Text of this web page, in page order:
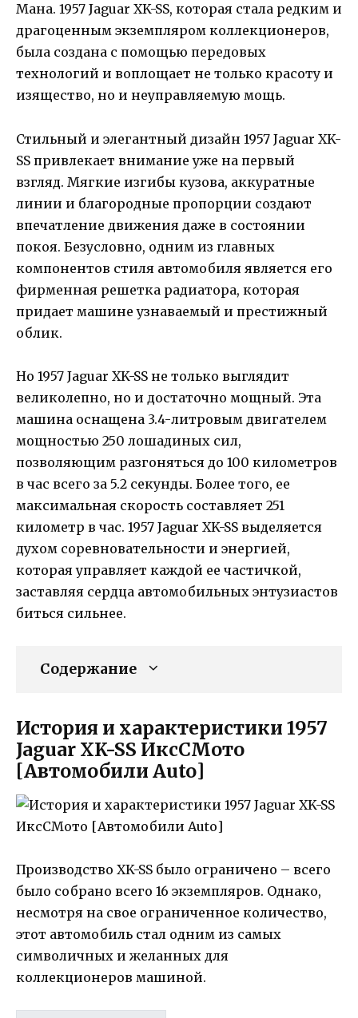
Мана. 1957 Jaguar XK-SS, которая стала редким и
драгоценным экземпляром коллекционеров,
была создана с помощью передовых
технологий и воплощает не только красоту и
изящество, но и неуправляемую мощь.
Стильный и элегантный дизайн 1957 Jaguar XK-
SS привлекает внимание уже на первый
взгляд. Мягкие изгибы кузова, аккуратные
линии и благородные пропорции создают
впечатление движения даже в состоянии
покоя. Безусловно, одним из главных
компонентов стиля автомобиля является его
фирменная решетка радиатора, которая
придает машине узнаваемый и престижный
облик.
Но 1957 Jaguar XK-SS не только выглядит
великолепно, но и достаточно мощный. Эта
машина оснащена 3.4-литровым двигателем
мощностью 250 лошадиных сил,
позволяющим разгоняться до 100 километров
в час всего за 5.2 секунды. Более того, ее
максимальная скорость составляет 251
километр в час. 1957 Jaguar XK-SS выделяется
духом соревновательности и энергией,
которая управляет каждой ее частичкой,
заставляя сердца автомобильных энтузиастов
биться сильнее.
Содержание
История и характеристики 1957
Jaguar XK-SS ИксСМото
[Автомобили Auto]
Производство XK-SS было ограничено – всего
было собрано всего 16 экземпляров. Однако,
несмотря на свое ограниченное количество,
этот автомобиль стал одним из самых
символичных и желанных для
коллекционеров машиной.